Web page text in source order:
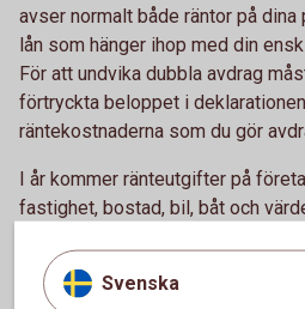
avser normalt både räntor på dina
lån som hänger ihop med din
För att undvika dubbla avdrag
förtryckta beloppet i
räntekostnaderna som du gör
I år kommer ränteutgifter på
fastighet, bostad, bil, båt och
företagslån med annan säkerhet,
eller personlig borgen, kommer
Svenska